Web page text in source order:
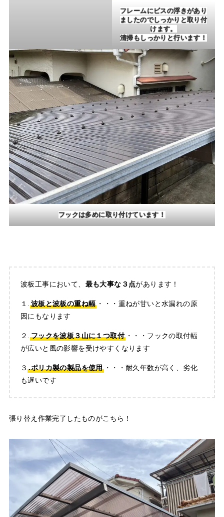
フレームにビスの浮きがあり
ましたのでしっかりと取り付
けます。
清掃もしっかりと行います！
フックは多めに取り付けています！
波板工事において、 最も大事な３点があります！
１. 波板と波板の重ね幅 ・・・重ねが甘いと水漏れの原
因にもなります
２. フックを波板３山に１つ取付・・・フックの取付幅
が広いと風の影響を受けやすくなります
３.ポリカ製の製品を使用・・・耐久年数が高く、劣化
も遅いです
張り替え作業完了したものがこちら！